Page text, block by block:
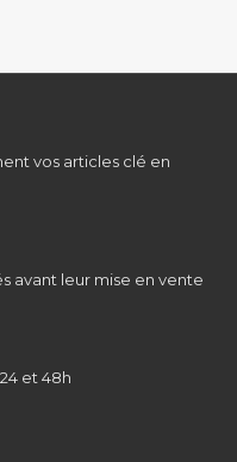
vos articles clé en
avant leur mise en vente
et 48h